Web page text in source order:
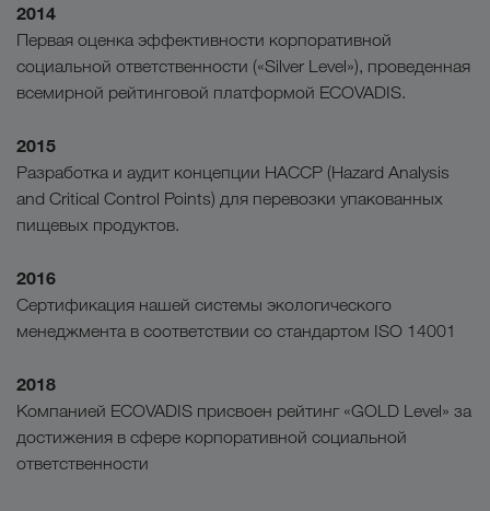
2014
Первая оценка эффективности корпоративной
социальной ответственности («Silver Level»), проведенная
всемирной рейтинговой платформой ECOVADIS.
2015
Разработка и аудит концепции HACCP (Hazard Analysis
and Critical Control Points) для перевозки упакованных
пищевых продуктов.
2016
Сертификация нашей системы экологического
менеджмента в соответствии со стандартом ISO 14001
2018
Компанией ECOVADIS присвоен рейтинг «GOLD Level» за
достижения в сфере корпоративной социальной
ответственности